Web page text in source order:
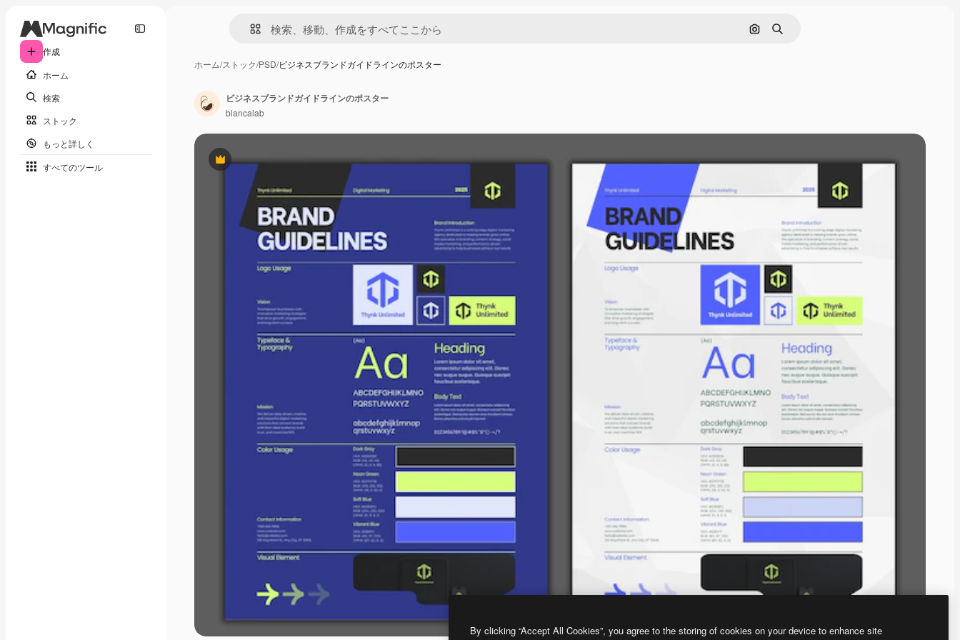
作成
ホーム
検索
ストック
もっと詳しく
すべてのツール
画像で検索
検索
ホーム/ストック/PSD/ビジネスブランドガイドラインのポスター
Premium
ビジネスブランドガイドラインのポスター
blancalab
By clicking “Accept All Cookies”, you agree to the storing of cookies on your device to enhance site